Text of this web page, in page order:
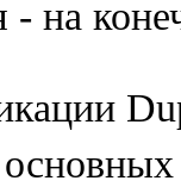
на